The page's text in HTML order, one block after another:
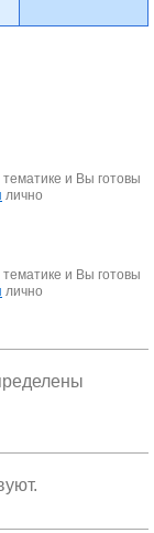
и Вы готовы
лично
и Вы готовы
лично